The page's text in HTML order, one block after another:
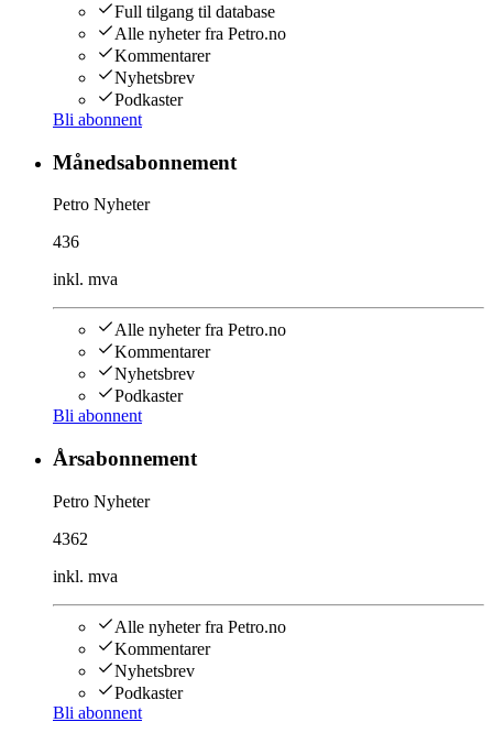
Full tilgang til database
Alle nyheter fra Petro.no
Kommentarer
Nyhetsbrev
Podkaster
Bli abonnent
Månedsabonnement
Petro Nyheter
436
inkl. mva
Alle nyheter fra Petro.no
Kommentarer
Nyhetsbrev
Podkaster
Bli abonnent
Årsabonnement
Petro Nyheter
4362
inkl. mva
Alle nyheter fra Petro.no
Kommentarer
Nyhetsbrev
Podkaster
Bli abonnent